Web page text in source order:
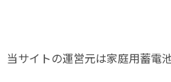
当サイトの運営元は家庭用蓄電